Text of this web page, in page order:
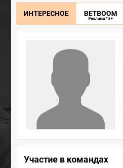
ИНТЕРЕСНОЕ BETBOOM
Реклама 18+
Участие в командах